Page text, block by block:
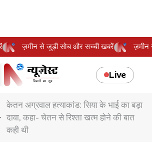
ज़मीन से जुड़ी सोच और सच्ची खबरें
Live
केतन अग्रवाल हत्याकांड: सिया के भाई का बड़ा
दावा, कहा- चेतन से रिश्ता खत्म होने की बात
कही थी